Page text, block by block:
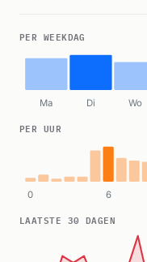
PER WEEKDAG
Ma Di Wo
PER UUR
0 6
LAATSTE 30 DAGEN